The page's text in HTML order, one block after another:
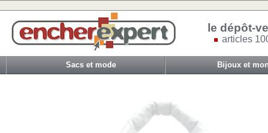
le dépôt-
articles
Sacs et mode Bijoux et